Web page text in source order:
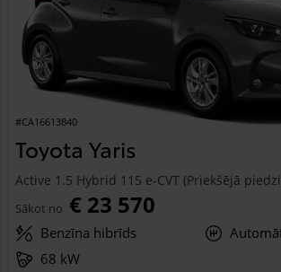
#CA16613840
Toyota Yaris
Active 1.5 Hybrid 115 e-CVT (Priekšējā
Sākot no € 23 570
Benzīna hibrīds
68 kW